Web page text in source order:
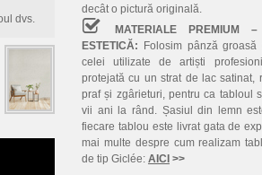
dvs.
decât o pictură originală.
MATERIALE PREMIUM
ESTETICĂ: Folosim pânză
celei utilizate de artiști
protejată cu un strat de lac satinat,
praf și zgârieturi, pentru ca tabloul
vii ani la rând. Șasiul din lemn
fiecare tablou este livrat gata de
mai multe despre cum realizam
de tip Giclée: AICI>>